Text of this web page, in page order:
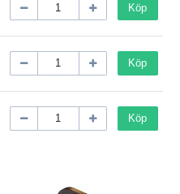
Köp
Köp
Köp